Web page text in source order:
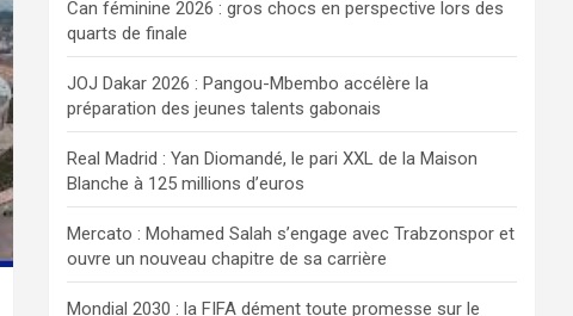
r
c
h
e
r
Can féminine 2026 : gros chocs en perspective lors des
quarts de finale
JOJ Dakar 2026 : Pangou-Mbembo accélère la
préparation des jeunes talents gabonais
Real Madrid : Yan Diomandé, le pari XXL de la Maison
Blanche à 125 millions d’euros
Mercato : Mohamed Salah s’engage avec Trabzonspor et
ouvre un nouveau chapitre de sa carrière
Mondial 2030 : la FIFA dément toute promesse sur le